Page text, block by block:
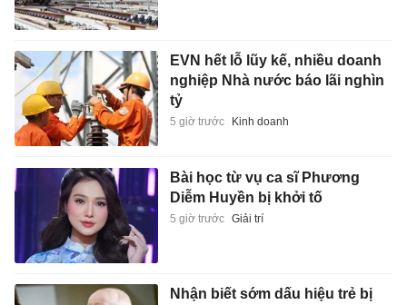
EVN hết lỗ lũy kế, nhiều doanh
nghiệp Nhà nước báo lãi nghìn
tỷ
5 giờ trước Kinh doanh
Bài học từ vụ ca sĩ Phương
Diễm Huyền bị khởi tố
5 giờ trước Giải trí
Nhận biết sớm dấu hiệu trẻ bị